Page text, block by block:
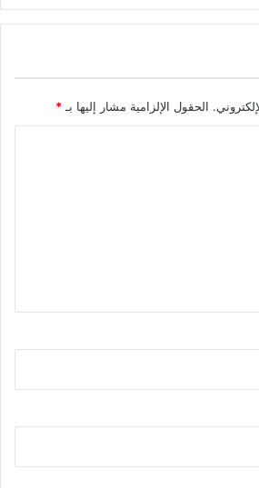
الحقول الإلزامية مشار إليها بـ *